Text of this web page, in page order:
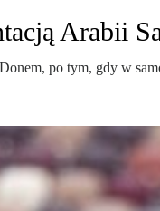
Arabii
po tym, gdy w